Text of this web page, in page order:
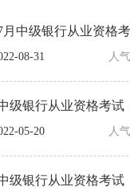
月中级银行从业资格
08-31 人气
级银行从业资格考
05-20 人气
级银行从业资格考